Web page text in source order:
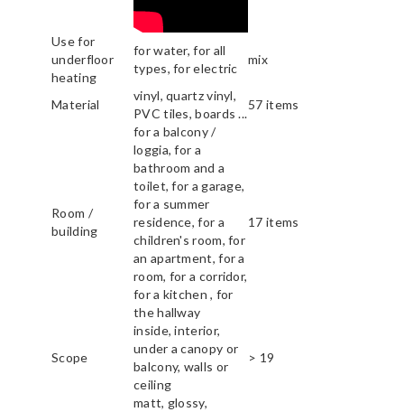
Use for
underfloor
heating
for water, for all
types, for electric
mix
Material
vinyl, quartz vinyl,
PVC tiles, boards ...
57 items
Room /
building
for a balcony /
loggia, for a
bathroom and a
toilet, for a garage,
for a summer
residence, for a
children's room, for
an apartment, for a
room, for a corridor,
for a kitchen , for
the hallway
17 items
Scope
inside, interior,
under a canopy or
balcony, walls or
ceiling
> 19
matt, glossy,